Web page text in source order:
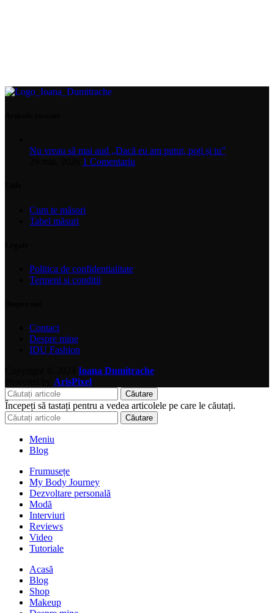
Nu vreau să mai aud „Dacă eu am putut, poți și tu”
1 Comentariu
Cum te măsori
Tabel măsuri
Politica de confidentialitate
Termeni si conditii
Contact
Despre mine
IDU Fashion
Ioana Dumitrache
ArisPixel
Căutare
Începeți să tastați pentru a vedea articolele pe care le căutați.
Căutare
Meniu
Blog
Frumusețe
My Body Journey
Dezvoltare personală
Modă
Interviuri
Reviews
Video
Tutoriale
Acasă
Blog
Shop
Makeup